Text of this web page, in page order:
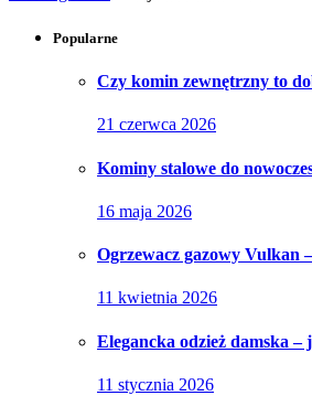
Popularne
Czy komin zewnętrzny to
21 czerwca 2026
Kominy stalowe do
16 maja 2026
Ogrzewacz gazowy Vulkan
11 kwietnia 2026
Elegancka odzież damska –
11 stycznia 2026